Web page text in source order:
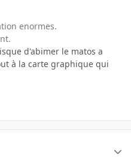
enormes.
d'abimer le matos a
à la carte graphique qui